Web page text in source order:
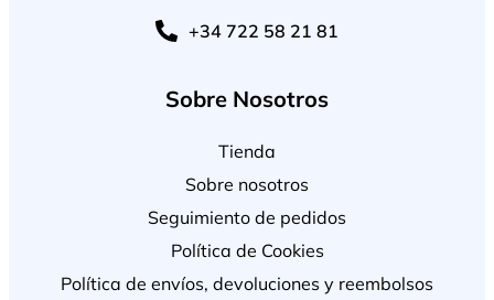
+34 722 58 21 81
Sobre Nosotros
Tienda
Sobre nosotros
Seguimiento de pedidos
Política de Cookies
Política de envíos, devoluciones y reembolsos